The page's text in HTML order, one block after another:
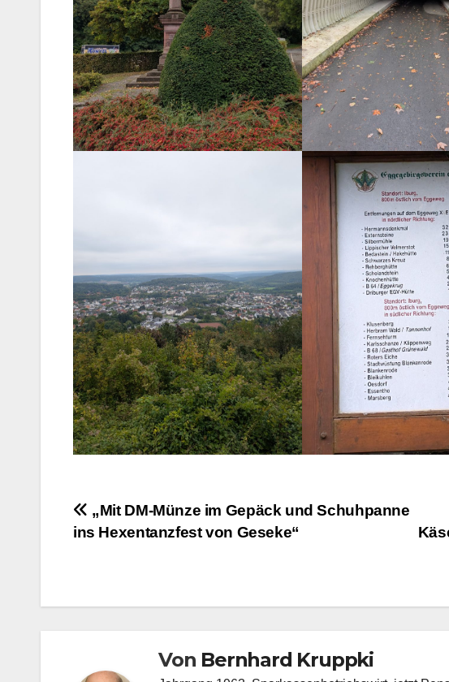
Beitragsnavigation
„Mit DM-Münze im Gepäck und Schuhpanne
ins Hexentanzfest von Geseke“
Von Bernhard Kruppki